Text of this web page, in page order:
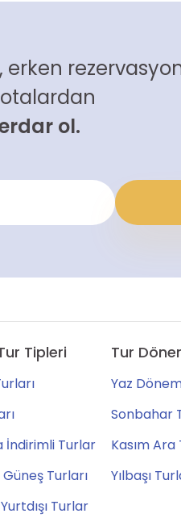
ol.
Tipleri
İndirimli Turlar
Turları
Turlar
Tur
Yaz
Sonbahar
Kasım
Yılbaşı